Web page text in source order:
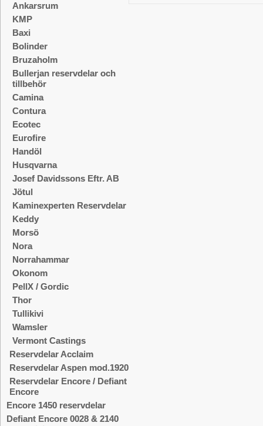
Ankarsrum
KMP
Baxi
Bolinder
Bruzaholm
Bullerjan reservdelar och
tillbehör
Camina
Contura
Ecotec
Eurofire
Handöl
Husqvarna
Josef Davidssons Eftr. AB
Jötul
Kaminexperten Reservdelar
Keddy
Morsö
Nora
Norrahammar
Okonom
PellX / Gordic
Thor
Tullikivi
Wamsler
Vermont Castings
Reservdelar Acclaim
Reservdelar Aspen mod.1920
Reservdelar Encore / Defiant
Encore
Encore 1450 reservdelar
Defiant Encore 0028 & 2140